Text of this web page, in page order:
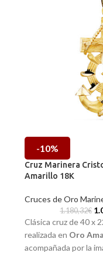
-10%
Cruz Marinera
Amarillo 18K
Cruces de Oro
1.180,32€
Clásica cruz de 40 x
realizada en Oro
acompañada por la